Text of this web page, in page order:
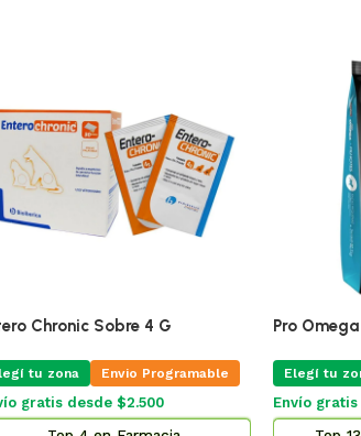
Pro Omega Cachorro Raza Grande
Elegí tu zona
Envío Gratis Programable
Elegí
Envío